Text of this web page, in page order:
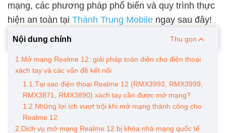
mạng, các phương pháp phổ biến và quy trình thực
hiện an toàn tại Thành Trung Mobile ngay sau đây!
Nội dung chính Thu gọn
1.Mở mạng Realme 12: giải pháp toàn diện cho điện thoại
xách tay và các vấn đề kết nối
1.1.Tại sao điện thoại Realme 12 (RMX3993, RMX3999,
RMX3871, RMX3890) xách tay cần được mở mạng?
1.2.Những lợi ích vượt trội khi mở mạng thành công cho
Realme 12
2.Dịch vụ mở mạng Realme 12 bị khóa nhà mạng quốc tế